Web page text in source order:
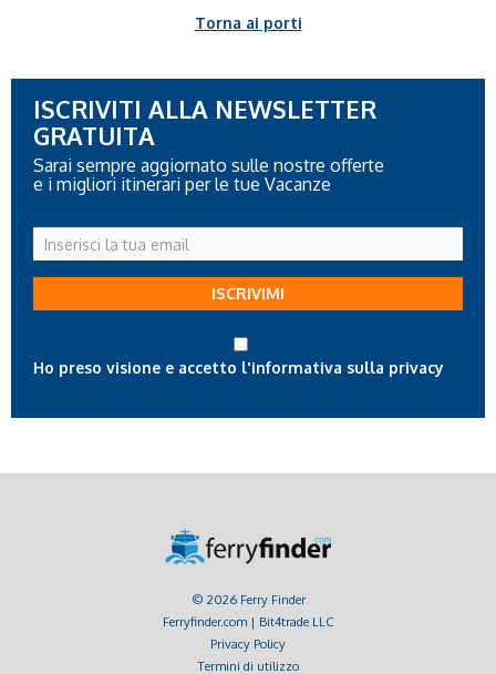
Torna ai porti
ISCRIVITI ALLA NEWSLETTER
GRATUITA
Sarai sempre aggiornato sulle nostre offerte
e i migliori itinerari per le tue Vacanze
Inserisci
la
tua
ISCRIVIMI
Ho preso visione e accetto l'informativa sulla privacy
© 2026 Ferry Finder
Ferryfinder.com | Bit4trade LLC
Privacy Policy
Termini di utilizzo